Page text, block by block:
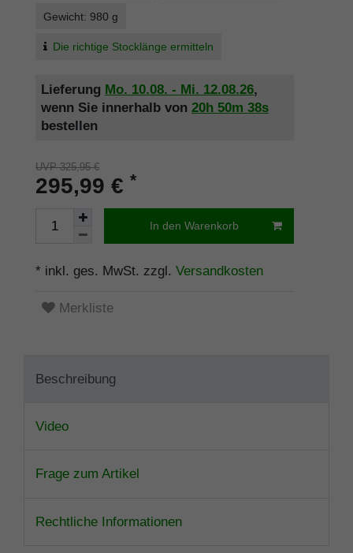
Gewicht: 980 g
Die richtige Stocklänge ermitteln
Lieferung Mo. 10.08. - Mi. 12.08.26,
wenn Sie innerhalb von 20h 50m 38s
bestellen
UVP 325,95 €
295,99 € *
In den Warenkorb
* inkl. ges. MwSt. zzgl. Versandkosten
Merkliste
Beschreibung
Video
Frage zum Artikel
Rechtliche Informationen